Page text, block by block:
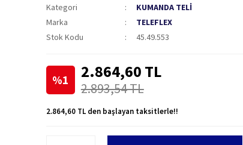
Kategori
KUMANDA TELİ
Marka
TELEFLEX
Stok Kodu
45.49.553
%1 2.864,60 TL
2.893,54 TL
2.864,60 TL den başlayan taksitlerle!!